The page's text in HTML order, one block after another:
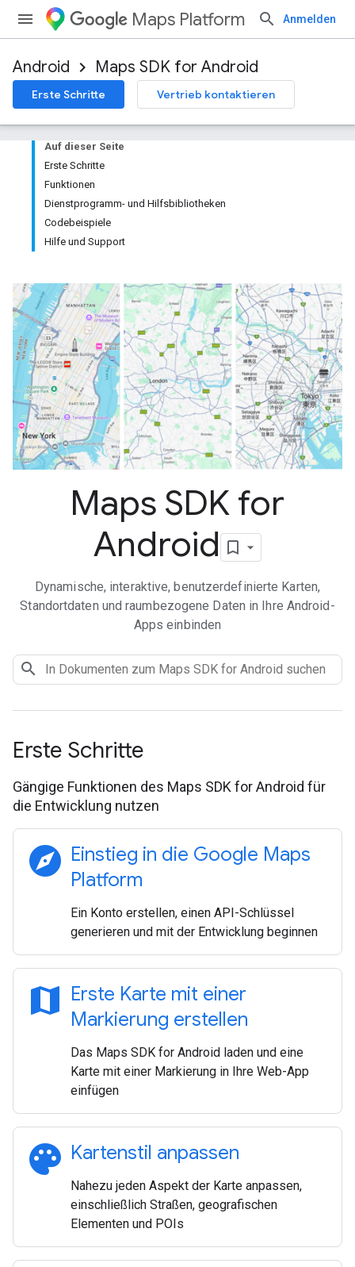
Maps Platform Anmelden
Android Maps SDK for Android
Erste Schritte Vertrieb kontaktieren
Auf dieser Seite
Erste Schritte
Funktionen
Dienstprogramm- und Hilfsbibliotheken
Codebeispiele
Hilfe und Support
Maps SDK for
Android
Dynamische, interaktive, benutzerdefinierte Karten,
Standortdaten und raumbezogene Daten in Ihre Android-
Apps einbinden
Erste Schritte
Gängige Funktionen des Maps SDK for Android für
die Entwicklung nutzen
explore Einstieg in die Google Maps
Platform
Ein Konto erstellen, einen API-Schlüssel
generieren und mit der Entwicklung beginnen
map Erste Karte mit einer
Markierung erstellen
Das Maps SDK for Android laden und eine
Karte mit einer Markierung in Ihre Web-App
einfügen
palette Kartenstil anpassen
Nahezu jeden Aspekt der Karte anpassen,
einschließlich Straßen, geografischen
Elementen und POIs